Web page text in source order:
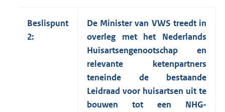
Beslispunt
2:
De Minister van VWS treedt in
overleg met het Nederlands
Huisartsengenootschap en
relevante ketenpartners
teneinde de bestaande
Leidraad voor huisartsen uit te
bouwen tot een NHG-